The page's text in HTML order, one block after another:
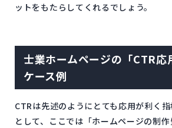
ットをもたらしてくれるでしょう。
士業ホームページの「CTR応
ケース例
CTRは先述のようにとても応用が利く
として、ここでは「ホームページの制